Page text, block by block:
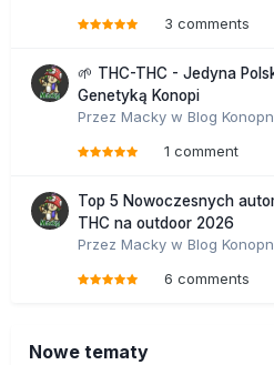
3 comments
🌱 THC-THC - Jedyna
Genetyką Konopi
Przez Macky w Blog
1 comment
Top 5 Nowoczesnych
THC na outdoor 2026
Przez Macky w Blog
6 comments
Nowe tematy